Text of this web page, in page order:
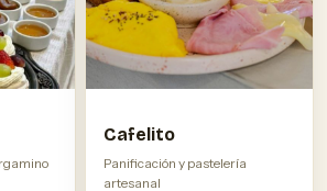
Cafelito
Panificación y pastelería
artesanal